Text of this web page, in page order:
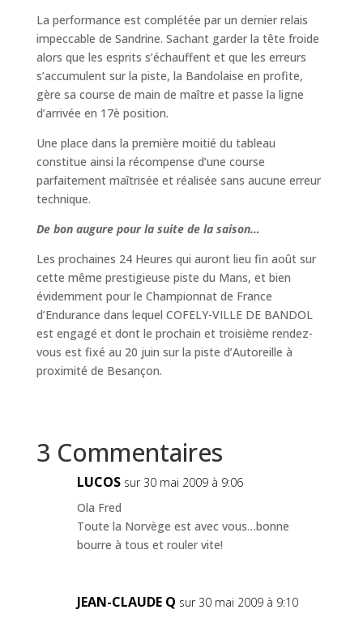
La performance est complétée par un dernier relais
impeccable de Sandrine. Sachant garder la tête froide
alors que les esprits s’échauffent et que les erreurs
s’accumulent sur la piste, la Bandolaise en profite,
gère sa course de main de maître et passe la ligne
d’arrivée en 17è position.
Une place dans la première moitié du tableau
constitue ainsi la récompense d’une course
parfaitement maîtrisée et réalisée sans aucune erreur
technique.
De bon augure pour la suite de la saison…
Les prochaines 24 Heures qui auront lieu fin août sur
cette même prestigieuse piste du Mans, et bien
évidemment pour le Championnat de France
d’Endurance dans lequel COFELY-VILLE DE BANDOL
est engagé et dont le prochain et troisième rendez-
vous est fixé au 20 juin sur la piste d’Autoreille à
proximité de Besançon.
3 Commentaires
LUCOS sur 30 mai 2009 à 9:06
Ola Fred
Toute la Norvège est avec vous…bonne
bourre à tous et rouler vite!
JEAN-CLAUDE Q sur 30 mai 2009 à 9:10